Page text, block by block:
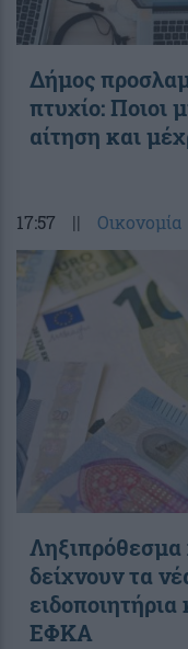
Δήμος
πτυχίο: Ποιοι
αίτηση και
17:57 || Οικονομία
Ληξιπρόθεσμα
δείχνουν τα
ειδοποιητήρια
ΕΦΚΑ